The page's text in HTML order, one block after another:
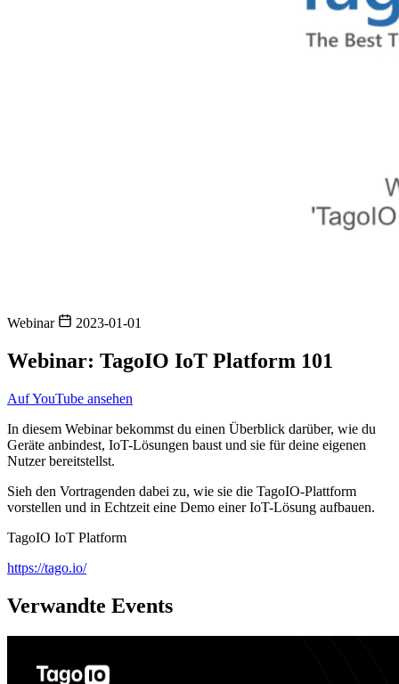
Webinar 2023-01-01
Webinar: TagoIO IoT Platform 101
Auf YouTube ansehen
In diesem Webinar bekommst du einen Überblick darüber, wie du
Geräte anbindest, IoT-Lösungen baust und sie für deine eigenen
Nutzer bereitstellst.
Sieh den Vortragenden dabei zu, wie sie die TagoIO-Plattform
vorstellen und in Echtzeit eine Demo einer IoT-Lösung aufbauen.
TagoIO IoT Platform
https://tago.io/
Verwandte Events